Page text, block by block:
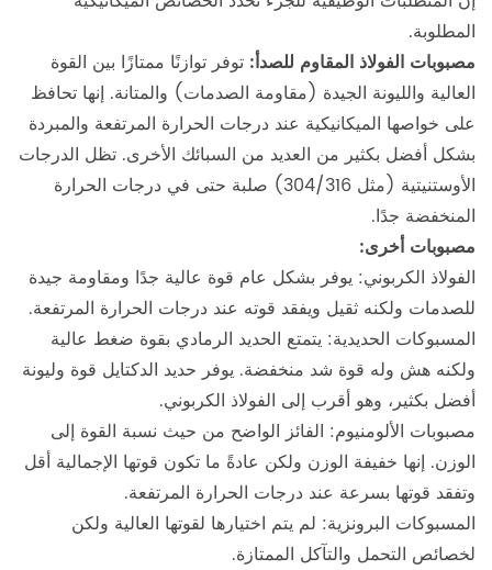
المطلوبة.
مصبوبات الفولاذ المقاوم للصدأ: توفر توازنًا ممتازًا بين القوة
العالية والليونة الجيدة (مقاومة الصدمات) والمتانة. إنها تحافظ
على خواصها الميكانيكية عند درجات الحرارة المرتفعة والمبردة
بشكل أفضل بكثير من العديد من السبائك الأخرى. تظل الدرجات
الأوستنيتية (مثل 304/316) صلبة حتى في درجات الحرارة
المنخفضة جدًا.
مصبوبات أخرى:
الفولاذ الكربوني: يوفر بشكل عام قوة عالية جدًا ومقاومة جيدة
للصدمات ولكنه ثقيل ويفقد قوته عند درجات الحرارة المرتفعة.
المسبوكات الحديدية: يتمتع الحديد الرمادي بقوة ضغط عالية
ولكنه هش وله قوة شد منخفضة. يوفر حديد الدكتايل قوة وليونة
أفضل بكثير، وهو أقرب إلى الفولاذ الكربوني.
مصبوبات الألومنيوم: الفائز الواضح من حيث نسبة القوة إلى
الوزن. إنها خفيفة الوزن ولكن عادةً ما تكون قوتها الإجمالية أقل
وتفقد قوتها بسرعة عند درجات الحرارة المرتفعة.
المسبوكات البرونزية: لم يتم اختيارها لقوتها العالية ولكن
لخصائص التحمل والتآكل الممتازة.